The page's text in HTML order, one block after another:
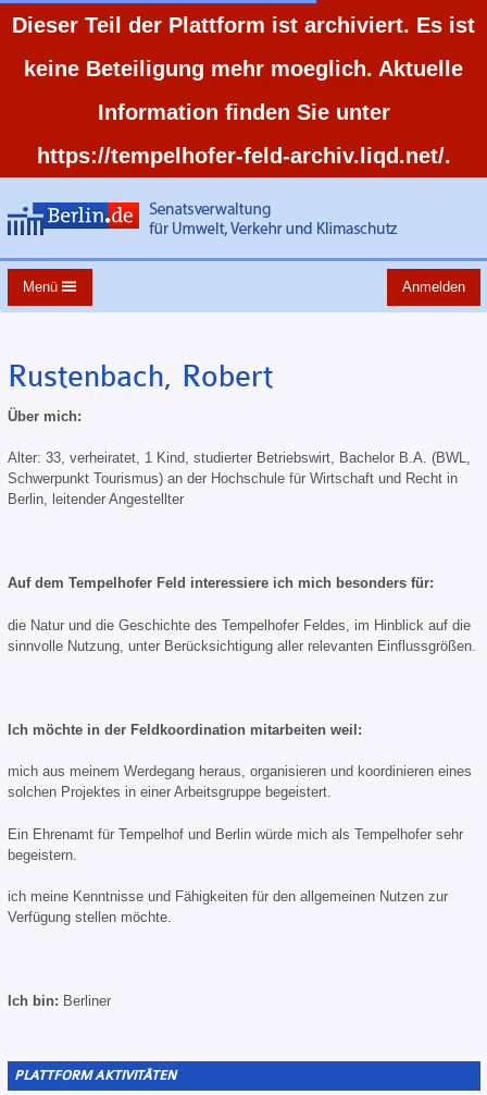
Dieser Teil der Plattform ist archiviert. Es ist
keine Beteiligung mehr moeglich. Aktuelle
Information finden Sie unter
https://tempelhofer-feld-archiv.liqd.net/.
Menü Anmelden
Rustenbach, Robert
Über mich:
Alter: 33, verheiratet, 1 Kind, studierter Betriebswirt, Bachelor B.A. (BWL,
Schwerpunkt Tourismus) an der Hochschule für Wirtschaft und Recht in
Berlin, leitender Angestellter
Auf dem Tempelhofer Feld interessiere ich mich besonders für:
die Natur und die Geschichte des Tempelhofer Feldes, im Hinblick auf die
sinnvolle Nutzung, unter Berücksichtigung aller relevanten Einflussgrößen.
Ich möchte in der Feldkoordination mitarbeiten weil:
mich aus meinem Werdegang heraus, organisieren und koordinieren eines
solchen Projektes in einer Arbeitsgruppe begeistert.
Ein Ehrenamt für Tempelhof und Berlin würde mich als Tempelhofer sehr
begeistern.
ich meine Kenntnisse und Fähigkeiten für den allgemeinen Nutzen zur
Verfügung stellen möchte.
Ich bin: Berliner
PLATTFORM AKTIVITÄTEN